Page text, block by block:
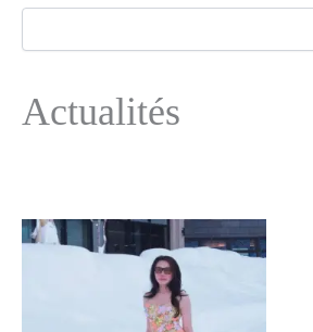
Actualités